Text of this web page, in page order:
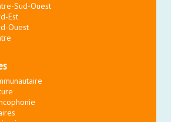
Sud-Ouest
Est
Ouest